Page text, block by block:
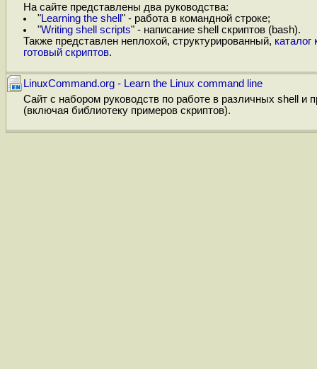
На сайте представлены два руководства:
"Learning the shell " - работа в командной строке;
"Writing shell scripts" - написание shell скриптов (bash).
Также представлен неплохой, структурированный,
готовый скриптов.
LinuxCommand.org - Learn the Linux command line
Сайт с набором руководств по работе в различных shell и
(включая библиотеку примеров скриптов).